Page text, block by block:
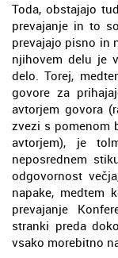
Toda, obstajajo
prevajanje in to
prevajajo pisno in
njihovem delu je
delo. Torej,
govore za
avtorjem govora
zvezi s pomenom
avtorjem), je
neposrednem
odgovornost
napake, medtem
prevajanje
stranki preda
vsako morebitno